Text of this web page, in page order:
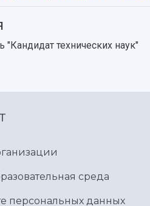
технических наук"
среда
персональных данных